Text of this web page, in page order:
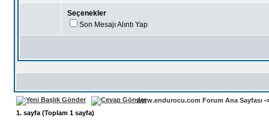
Seçenekler
Son Mesajı Alıntı Yap
www.endurocu.com Forum Ana Sayfası -
1. sayfa (Toplam 1 sayfa)